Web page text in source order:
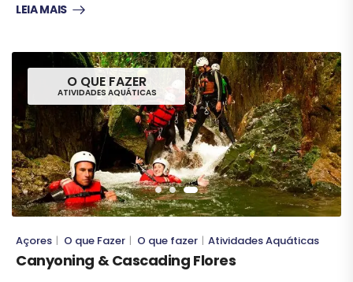
LEIA MAIS
O QUE FAZER
ATIVIDADES AQUÁTICAS
Açores | O que Fazer | O que fazer | Atividades Aquáticas
Canyoning & Cascading Flores